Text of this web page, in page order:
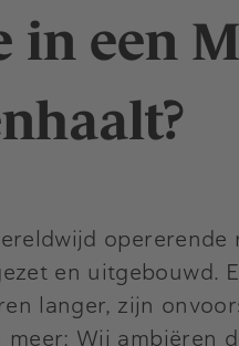
in een
en uitgebouwd.
langer, zijn
Wij ambiëren